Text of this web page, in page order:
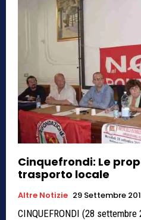
Cinquefrondi: Le
trasporto locale
Altre Notizie 29 Settembre
CINQUEFRONDI (28